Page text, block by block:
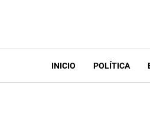
INICIO POLÍTICA